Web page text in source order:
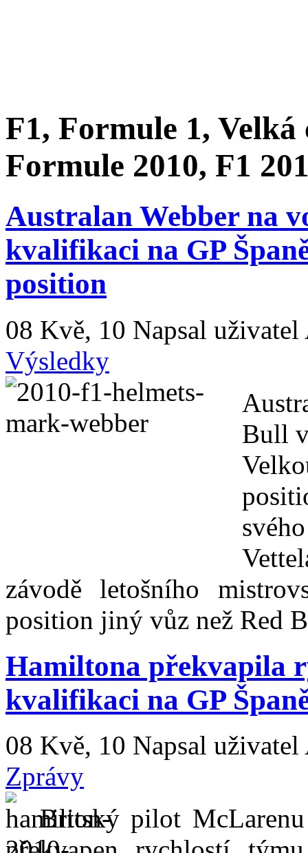
F1, Formule 1, Velká
Formule 2010, F1
Australan Webber na
kvalifikaci na GP
position
08 Kvě, 10 Napsal
Výsledky
Bull
závodě letošního
position jiný vůz než Red
Hamiltona překvapila
kvalifikaci na GP
08 Kvě, 10 Napsal
Zprávy
Britský pilot